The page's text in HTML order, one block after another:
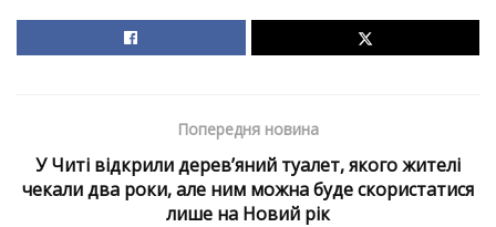
Попередня новина
У Читі відкрили дерев’яний туалет, якого жителі
чекали два роки, але ним можна буде скористатися
лише на Новий рік